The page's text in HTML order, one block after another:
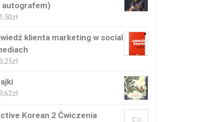
autografem)
zł
klienta marketing w social
zł
zł
Korean 2 Ćwiczenia